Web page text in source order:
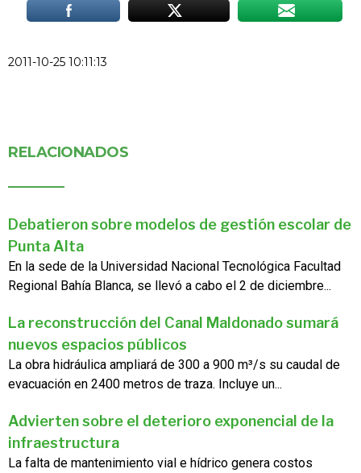
2011-10-25 10:11:13
RELACIONADOS
Debatieron sobre modelos de gestión escolar de
Punta Alta
En la sede de la Universidad Nacional Tecnológica Facultad
Regional Bahía Blanca, se llevó a cabo el 2 de diciembre...
La reconstrucción del Canal Maldonado sumará
nuevos espacios públicos
La obra hidráulica ampliará de 300 a 900 m³/s su caudal de
evacuación en 2400 metros de traza. Incluye un...
Advierten sobre el deterioro exponencial de la
infraestructura
La falta de mantenimiento vial e hídrico genera costos